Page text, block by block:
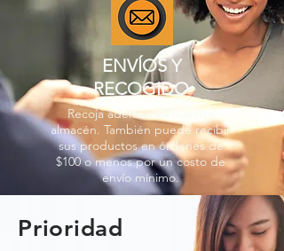
ENVÍOS Y
RECOGIDO
Recoja además en nuestro
almacén. También puede recibir
sus productos en órdenes de
$100 o menos por un costo de
envío mínimo.
Prioridad